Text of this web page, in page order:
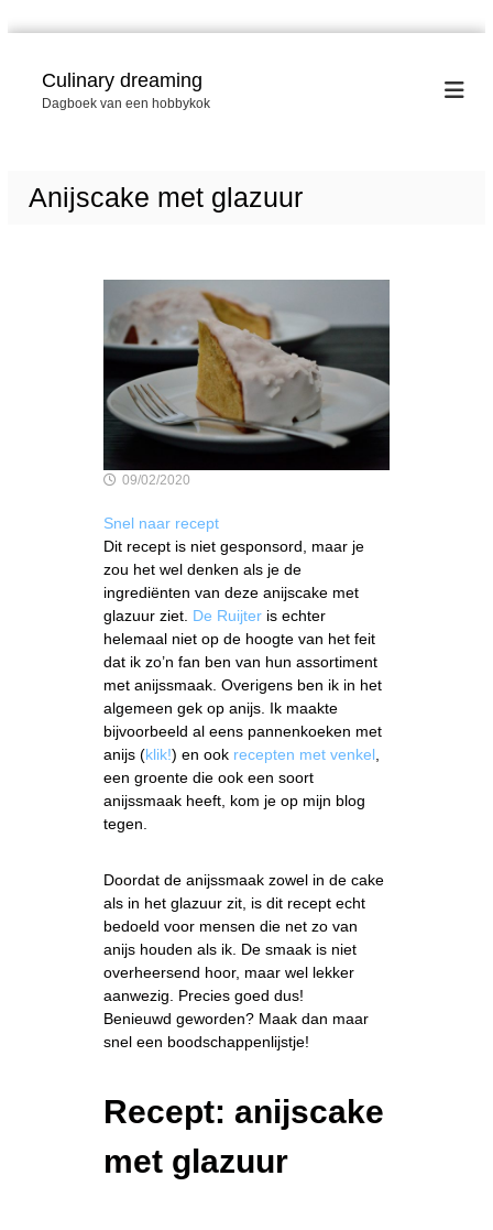
Culinary dreaming
Dagboek van een hobbykok
Anijscake met glazuur
09/02/2020
Snel naar recept
Dit recept is niet gesponsord, maar je
zou het wel denken als je de
ingrediënten van deze anijscake met
glazuur ziet. De Ruijter is echter
helemaal niet op de hoogte van het feit
dat ik zo’n fan ben van hun assortiment
met anijssmaak. Overigens ben ik in het
algemeen gek op anijs. Ik maakte
bijvoorbeeld al eens pannenkoeken met
anijs (klik!) en ook recepten met venkel
een groente die ook een soort
anijssmaak heeft, kom je op mijn blog
tegen.
Doordat de anijssmaak zowel in de cake
als in het glazuur zit, is dit recept echt
bedoeld voor mensen die net zo van
anijs houden als ik. De smaak is niet
overheersend hoor, maar wel lekker
aanwezig. Precies goed dus!
Benieuwd geworden? Maak dan maar
snel een boodschappenlijstje!
Recept: anijscake
met glazuur